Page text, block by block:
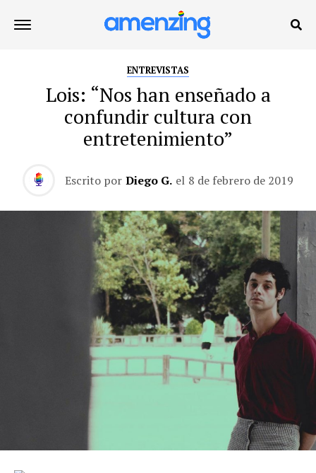
ENTREVISTAS
Lois: “Nos han enseñado a
confundir cultura con
entretenimiento”
Escrito por Diego G. el 8 de febrero de 2019